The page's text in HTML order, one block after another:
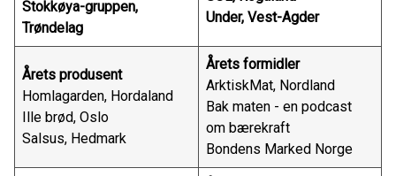
Stokkøya-gruppen,
Trøndelag
Under, Vest-Agder
Årets produsent
Homlagarden, Hordaland
Ille brød, Oslo
Salsus, Hedmark
Årets formidler
ArktiskMat, Nordland
Bak maten - en podcast
om bærekraft
Bondens Marked Norge